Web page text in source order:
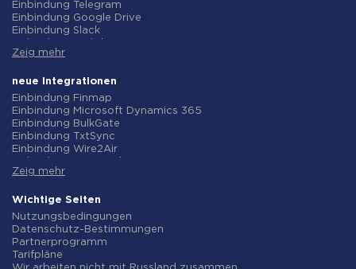
Einbindung Telegram
Einbindung Google Drive
Einbindung Slack
Einbindung Gmail
Einbindung ClickUp
Einbindung Airtable
Einbindung Google Contacts
Einbindung OpenAI (ChatGPT)
Einbindung Instagram
Einbindung ActiveCampaign
Einbindung Typeform
Einbindung Salesforce CRM
Einbindung Notion
Einbindung AWeber
Einbindung Asana
Einbindung ZOHO CRM
Einbindung Webhooks
Zeig mehr
neue Integrationen
Einbindung Finmap
Einbindung Microsoft Dynamics 365
Einbindung BulkGate
Einbindung TxtSync
Einbindung Wire2Air
Einbindung Infobip
Einbindung AtomPark
Einbindung TXTImpact
Einbindung Campaign Monitor
Einbindung CM.com
Einbindung D7 Networks
Einbindung SMS.to
Zeig mehr
Wichtige Seiten
Nutzungsbedingungen
Datenschutz-Bestimmungen
Partnerprogramm
Tarifpläne